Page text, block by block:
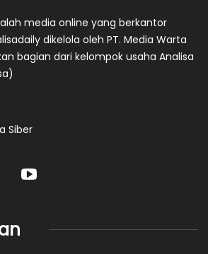
media online yang berkantor
dikelola oleh PT. Media Warta
bagian dari kelompok usaha Analisa
Siber